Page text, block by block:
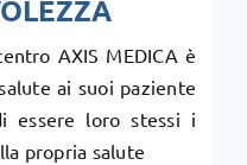
AXIS MEDICA è
ai suoi paziente
essere loro stessi i
propria salute